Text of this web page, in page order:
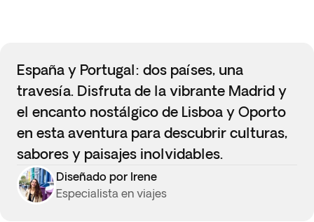
España y Portugal: dos países, una
travesía. Disfruta de la vibrante Madrid y
el encanto nostálgico de Lisboa y Oporto
en esta aventura para descubrir culturas,
sabores y paisajes inolvidables.
Diseñado por Irene
Especialista en viajes